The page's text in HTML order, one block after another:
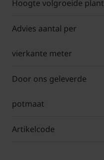
Hoogte volgroeide plant
Advies aantal per
vierkante meter
Door ons geleverde
potmaat
Artikelcode